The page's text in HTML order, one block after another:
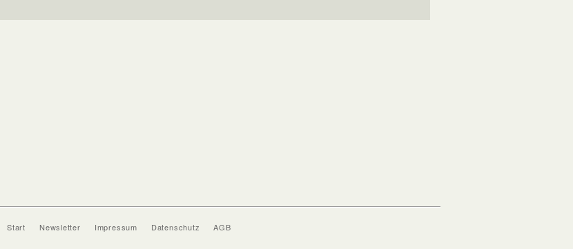
Start Newsletter Impressum Datenschutz AGB